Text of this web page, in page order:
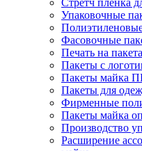
Упаковочные
Фасовочные
Печать на
Пакеты с
Пакеты майка
Пакеты для
Фирменные
Пакеты майка
Производство
Расширение